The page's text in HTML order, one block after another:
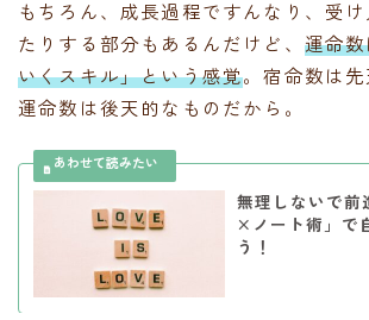
もちろん、成長過程ですんなり、受
たりする部分もあるんだけど、 運命
いくスキル」という感覚。宿命数は先
運命数は後天的なものだから。
無理しないで前
×ノート術」で
う！